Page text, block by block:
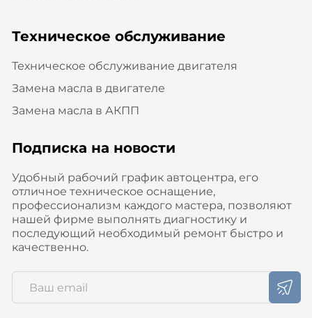
Техническое обслуживание
Техническое обслуживание двигателя
Замена масла в двигателе
Замена масла в АКПП
Подписка на новости
Удобный рабочий график автоцентра, его
отличное техническое оснащение,
профессионализм каждого мастера, позволяют
нашей фирме выполнять диагностику и
последующий необходимый ремонт быстро и
качественно.